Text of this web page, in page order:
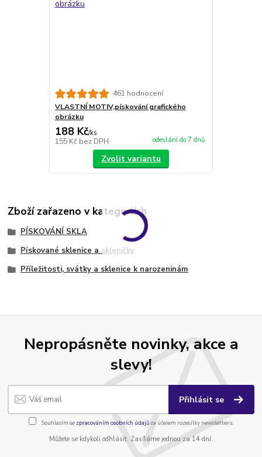
461 hodnocení
VLASTNÍ MOTIV,pískování grafického
obrázku
188 Kč/ks
155 Kč bez DPH odeslání do 7 dnů
Zvolit variantu
Zboží zařazeno v kategoriích
PÍSKOVÁNÍ SKLA
Pískované sklenice a skleničky
Příležitosti, svátky a sklenice k narozeninám
Nepropásněte novinky, akce a
slevy!
Přihlásit se
Souhlasím se zpracováním osobních údajůza účelem rozesílky newsletteru.
Můžete se kdykoli odhlásit. Zasíláme jednou za 14 dní.